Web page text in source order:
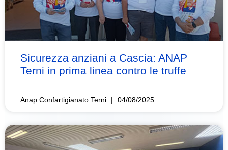
Sicurezza anziani a Cascia: ANAP
Terni in prima linea contro le truffe
Anap Confartigianato Terni 04/08/2025